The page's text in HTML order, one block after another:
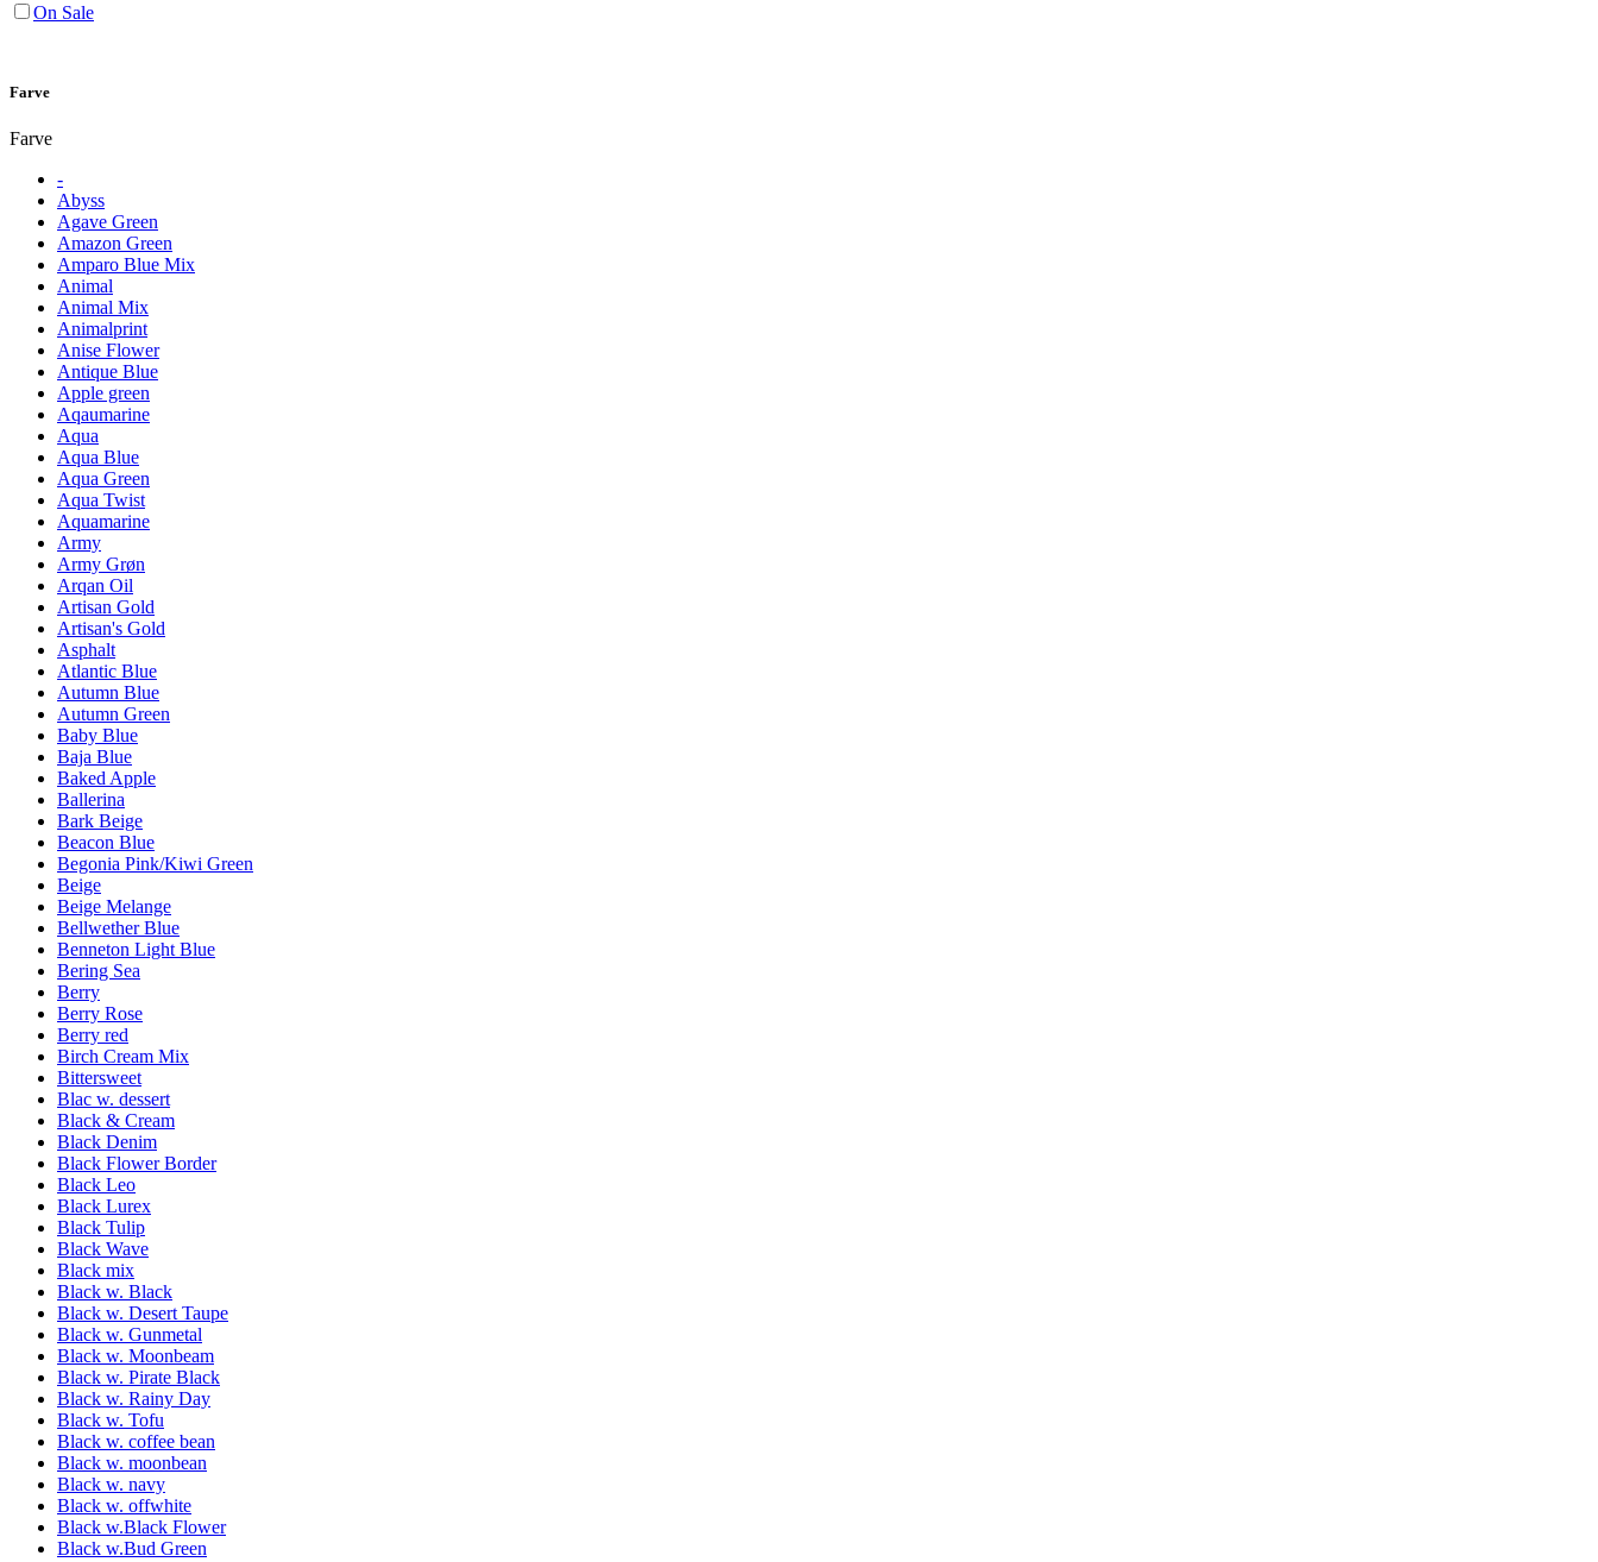
On Sale
Farve
Farve
-
Abyss
Agave Green
Amazon Green
Amparo Blue Mix
Animal
Animal Mix
Animalprint
Anise Flower
Antique Blue
Apple green
Aqaumarine
Aqua
Aqua Blue
Aqua Green
Aqua Twist
Aquamarine
Army
Army Grøn
Arqan Oil
Artisan Gold
Artisan's Gold
Asphalt
Atlantic Blue
Autumn Blue
Autumn Green
Baby Blue
Baja Blue
Baked Apple
Ballerina
Bark Beige
Beacon Blue
Begonia Pink/Kiwi Green
Beige
Beige Melange
Bellwether Blue
Benneton Light Blue
Bering Sea
Berry
Berry Rose
Berry red
Birch Cream Mix
Bittersweet
Blac w. dessert
Black & Cream
Black Denim
Black Flower Border
Black Leo
Black Lurex
Black Tulip
Black Wave
Black mix
Black w. Black
Black w. Desert Taupe
Black w. Gunmetal
Black w. Moonbeam
Black w. Pirate Black
Black w. Rainy Day
Black w. Tofu
Black w. coffee bean
Black w. moonbean
Black w. navy
Black w. offwhite
Black w.Black Flower
Black w.Bud Green